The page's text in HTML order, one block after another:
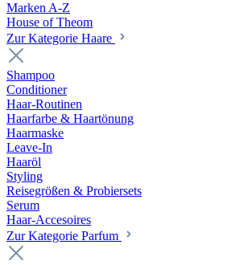
Marken A-Z
House of Theom
Zur Kategorie Haare
Shampoo
Conditioner
Haar-Routinen
Haarfarbe & Haartönung
Haarmaske
Leave-In
Haaröl
Styling
Reisegrößen & Probiersets
Serum
Haar-Accesoires
Zur Kategorie Parfum